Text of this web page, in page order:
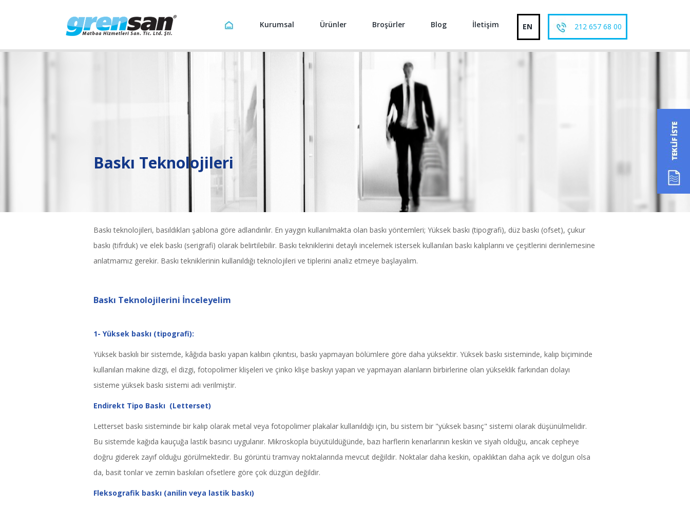
Kurumsal Ürünler Broşürler Blog İletişim EN 212 657 68 00
Baskı Teknolojileri
Baskı teknolojileri, basıldıkları şablona göre adlandırılır. En yaygın kullanılmakta olan baskı yöntemleri; Yüksek baskı (tipografi), düz baskı (ofset), çukur
baskı (tifrduk) ve elek baskı (serigrafi) olarak belirtilebilir. Baskı tekniklerini detaylı incelemek istersek kullanılan baskı kalıplarını ve çeşitlerini derinlemesine
anlatmamız gerekir. Baskı tekniklerinin kullanıldığı teknolojileri ve tiplerini analiz etmeye başlayalım.
Baskı Teknolojilerini İnceleyelim
1- Yüksek baskı (tipografi):
Yüksek baskılı bir sistemde, kâğıda baskı yapan kalıbın çıkıntısı, baskı yapmayan bölümlere göre daha yüksektir. Yüksek baskı sisteminde, kalıp biçiminde
kullanılan makine dizgi, el dizgi, fotopolimer klişeleri ve çinko klişe baskıyı yapan ve yapmayan alanların birbirlerine olan yükseklik farkından dolayı
sisteme yüksek baskı sistemi adı verilmiştir.
Endirekt Tipo Baskı (Letterset)
Letterset baskı sisteminde bir kalıp olarak metal veya fotopolimer plakalar kullanıldığı için, bu sistem bir "yüksek basınç" sistemi olarak düşünülmelidir.
Bu sistemde kağıda kauçuğa lastik basıncı uygulanır. Mikroskopla büyütüldüğünde, bazı harflerin kenarlarının keskin ve siyah olduğu, ancak cepheye
doğru giderek zayıf olduğu görülmektedir. Bu görüntü tramvay noktalarında mevcut değildir. Noktalar daha keskin, opaklıktan daha açık ve dolgun olsa
da, basit tonlar ve zemin baskıları ofsetlere göre çok düzgün değildir.
Fleksografik baskı (anilin veya lastik baskı)